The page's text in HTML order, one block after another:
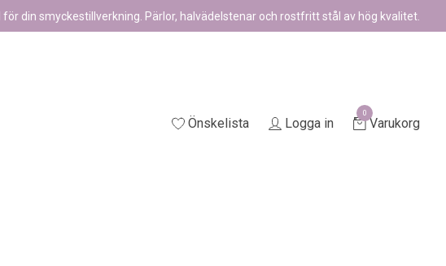
din smyckestillverkning. Pärlor, halvädelstenar och rostfritt stål av hög kvalitet.
Önskelista Logga in
0
Varukorg